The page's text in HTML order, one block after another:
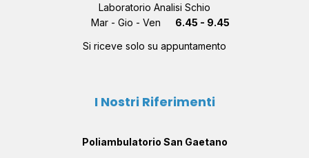
Laboratorio Analisi Schio
Mar - Gio - Ven
6.45 - 9.45
Si riceve solo su appuntamento
I Nostri Riferimenti
Poliambulatorio San Gaetano